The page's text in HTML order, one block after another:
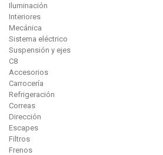
Iluminación
Interiores
Mecánica
Sistema eléctrico
Suspensión y ejes
C8
Accesorios
Carrocería
Refrigeración
Correas
Dirección
Escapes
Filtros
Frenos